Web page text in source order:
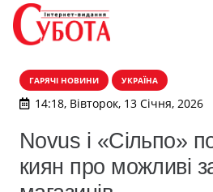
ГАРЯЧІ НОВИНИ УКРАЇНА
14:18, Вівторок, 13 Січня, 2026
Novus і «Сільпо»
киян про можливі